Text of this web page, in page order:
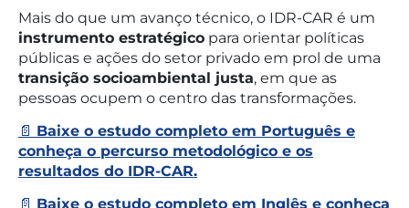
Mais do que um avanço técnico, o IDR-CAR é um
instrumento estratégico para orientar políticas
públicas e ações do setor privado em prol de uma
transição socioambiental justa, em que as
pessoas ocupem o centro das transformações.
📄 Baixe o estudo completo em Português e
conheça o percurso metodológico e os
resultados do IDR-CAR.
📄 Baixe o estudo completo em Inglês e conheça